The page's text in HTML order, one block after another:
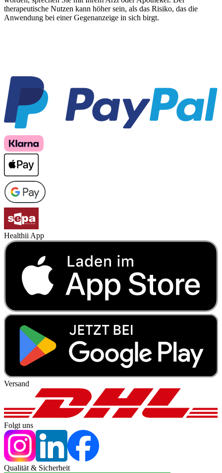
therapeutische Nutzen kann höher sein, als das Risiko, das die
Anwendung bei einer Gegenanzeige in sich birgt.
Healthii App
Versand
Folgt uns
Qualität & Sicherheit